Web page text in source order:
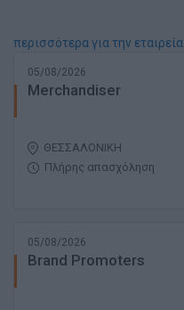
περισσότερα για την εταιρεία
05/08/2026
Merchandiser
ΘΕΣΣΑΛΟΝΙΚΗ
Πλήρης απασχόληση
05/08/2026
Brand Promoters